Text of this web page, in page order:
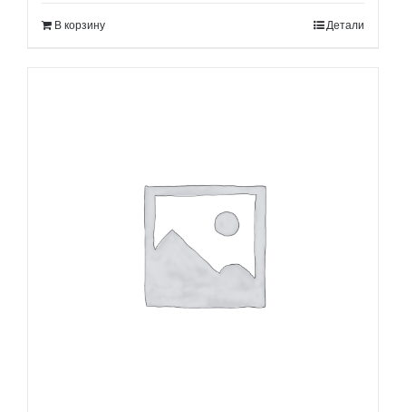
В корзину Детали